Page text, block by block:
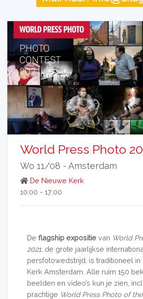
World Press Photo
Wo 11/08 - Amsterdam
De Nieuwe Kerk
10:00 - 17:00
De flagship expositievan World
2021, de grote jaarlijkse
persfotowedstrijd, is traditioneel in
Kerk Amsterdam. Alle ruim 150
beelden en video’s kun je zien,
prachtige World Press Photo of the